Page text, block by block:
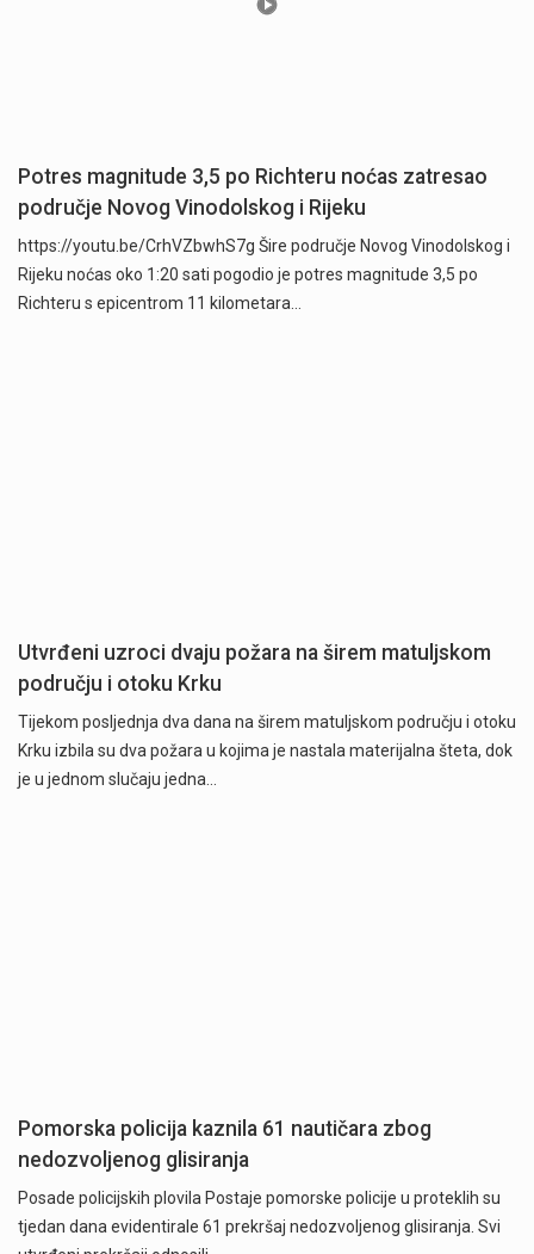
Potres magnitude 3,5 po Richteru noćas zatresao
područje Novog Vinodolskog i Rijeku
https://youtu.be/CrhVZbwhS7g Šire područje Novog Vinodolskog i
Rijeku noćas oko 1:20 sati pogodio je potres magnitude 3,5 po
Richteru s epicentrom 11 kilometara…
Utvrđeni uzroci dvaju požara na širem matuljskom
području i otoku Krku
Tijekom posljednja dva dana na širem matuljskom području i otoku
Krku izbila su dva požara u kojima je nastala materijalna šteta, dok
je u jednom slučaju jedna…
Pomorska policija kaznila 61 nautičara zbog
nedozvoljenog glisiranja
Posade policijskih plovila Postaje pomorske policije u proteklih su
tjedan dana evidentirale 61 prekršaj nedozvoljenog glisiranja. Svi